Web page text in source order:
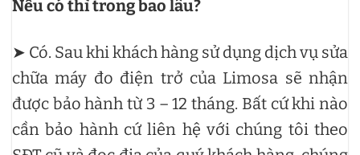
Nếu có thì trong bao lâu?
➤ Có. Sau khi khách hàng sử dụng dịch vụ sửa
chữa máy đo điện trở của Limosa sẽ nhận
được bảo hành từ 3 – 12 tháng. Bất cứ khi nào
cần bảo hành cứ liên hệ với chúng tôi theo